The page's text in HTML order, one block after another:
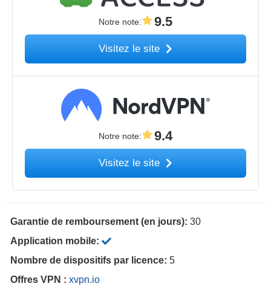
Notre note: 9.5
Visitez le site
Notre note: 9.4
Visitez le site
Garantie de remboursement (en jours): 30
Application mobile:
Nombre de dispositifs par licence: 5
Offres VPN : xvpn.io